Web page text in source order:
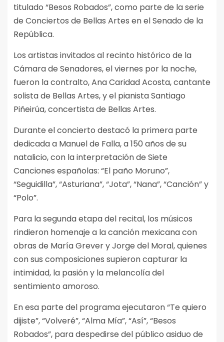
titulado “Besos Robados”, como parte de la serie
de Conciertos de Bellas Artes en el Senado de la
República.
Los artistas invitados al recinto histórico de la
Cámara de Senadores, el viernes por la noche,
fueron la contralto, Ana Caridad Acosta, cantante
solista de Bellas Artes, y el pianista Santiago
Piñeirúa, concertista de Bellas Artes.
Durante el concierto destacó la primera parte
dedicada a Manuel de Falla, a 150 años de su
natalicio, con la interpretación de Siete
Canciones españolas: “El paño Moruno”,
“Seguidilla”, “Asturiana”, “Jota”, “Nana”, “Canción” y
“Polo”.
Para la segunda etapa del recital, los músicos
rindieron homenaje a la canción mexicana con
obras de María Grever y Jorge del Moral, quienes
con sus composiciones supieron capturar la
intimidad, la pasión y la melancolía del
sentimiento amoroso.
En esa parte del programa ejecutaron “Te quiero
dijiste”, “Volveré”, “Alma Mía”, “Así”, “Besos
Robados”, para despedirse del público asiduo de